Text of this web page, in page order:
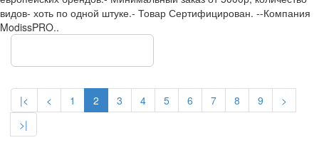
видов- хоть по одной штуке.- Товар Сертифицирован. --Компания
ModissPRO..
|< < 1 2 3 4 5 6 7 8 9
>
>|